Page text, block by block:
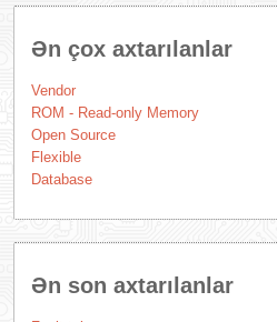
Ən çox axtarılanlar
Vendor
ROM - Read-only Memory
Open Source
Flexible
Database
Ən son axtarılanlar